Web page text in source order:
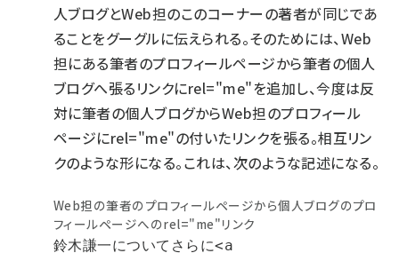
人ブログとWeb担のこのコーナーの著者が同じであ
ることをグーグルに伝えられる。そのためには、Web
担にある筆者のプロフィールページから筆者の個人
ブログへ張るリンクにrel="me"を追加し、今度は反
対に筆者の個人ブログからWeb担のプロフィール
ページにrel="me"の付いたリンクを張る。相互リン
クのような形になる。これは、次のような記述になる。
Web担の筆者のプロフィールページから個人ブログのプロ
フィールページへのrel="me"リンク
鈴木謙一についてさらに<a